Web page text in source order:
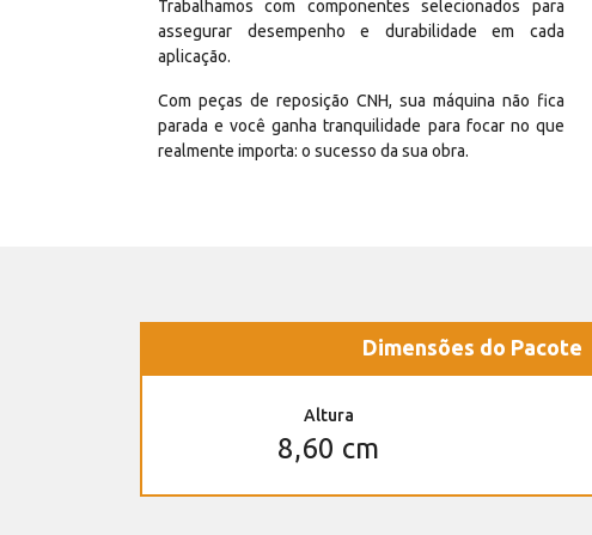
Trabalhamos com componentes selecionados para
assegurar desempenho e durabilidade em cada
aplicação.
Com peças de reposição CNH, sua máquina não fica
parada e você ganha tranquilidade para focar no que
realmente importa: o sucesso da sua obra.
Dimensões do Pacote
Altura
8,60 cm